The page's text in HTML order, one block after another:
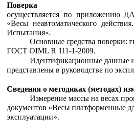
Поверка
осуществляется по приложению
«Весы неавтоматического действия.
Испытания».
Основные средства поверки:
ГОСТ OIML R 111-1-2009.
Идентификационные данные
представлены в руководстве по
Сведения о методиках (методах)
Измерение массы на весах
документов «Весы платформенные
эксплуатации».